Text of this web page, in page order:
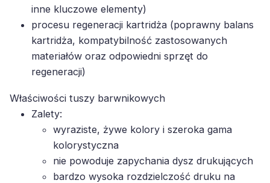
inne kluczowe elementy)
procesu regeneracji kartridża (poprawny balans
kartridża, kompatybilność zastosowanych
materiałów oraz odpowiedni sprzęt do
regeneracji)
Właściwości tuszy barwnikowych
Zalety:
wyraziste, żywe kolory i szeroka gama
kolorystyczna
nie powoduje zapychania dysz drukujących
bardzo wysoka rozdzielczość druku na